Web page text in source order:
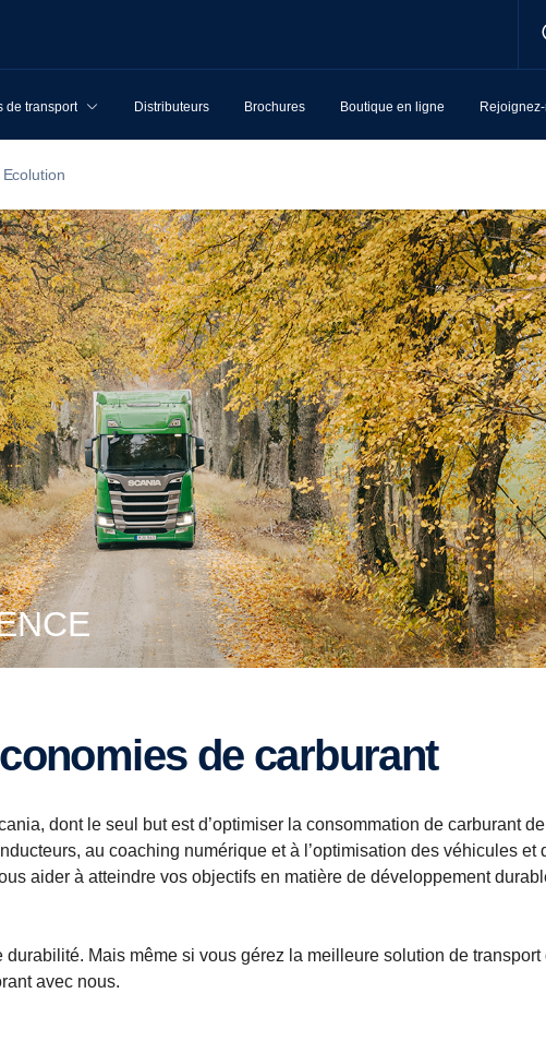
de transport Distributeurs Brochures Boutique en ligne
Ecolution
de carburant
dont le seul but est d’optimiser la consommation de carburant
au coaching numérique et à l’optimisation des véhicules et
aider à atteindre vos objectifs en matière de développement
Mais même si vous gérez la meilleure solution de
avec nous.